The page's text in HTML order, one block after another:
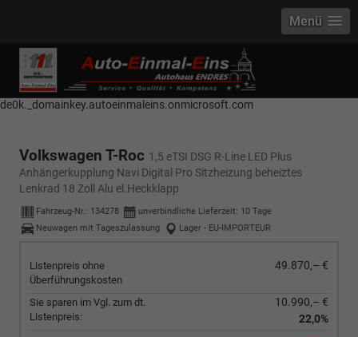
------------ Host Name : selector1._domainkey Points to address or value:
selector1-aee-de0k._domainkey.autoeinmaleins.onmicrosoft.com Host
Name : selector2._domainkey Points to address or value: selector2-aee-
de0k._domainkey.autoeinmaleins.onmicrosoft.com
Menü
Volkswagen T-Roc 1,5 eTSI DSG R-Line LED Plus
Anhängerkupplung Navi Digital Pro Sitzheizung beheiztes
Lenkrad 18 Zoll Alu el.Heckklapp
Fahrzeug-Nr.: 134278 unverbindliche Lieferzeit: 10 Tage
Neuwagen mit Tageszulassung
Lager - EU-IMPORTEUR
Listenpreis ohne
Überführungskosten
49.870,– €
Sie sparen im Vgl. zum dt.
Listenpreis:
10.990,– €
22,0%